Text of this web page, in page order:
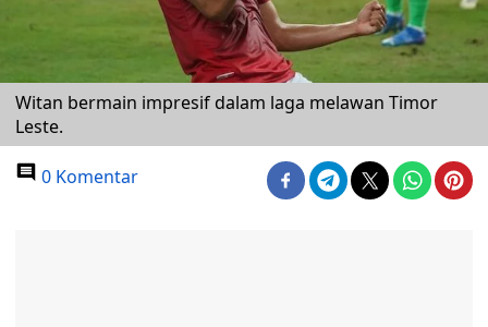
Witan bermain impresif dalam laga melawan Timor
Leste.
0 Komentar